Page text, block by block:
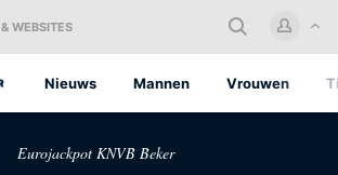
Log in met je KNVB Account of
maak een nieuw KNVB Account
& WEBSITES
Nieuws Mannen Vrouwen
Eurojackpot KNVB Beker